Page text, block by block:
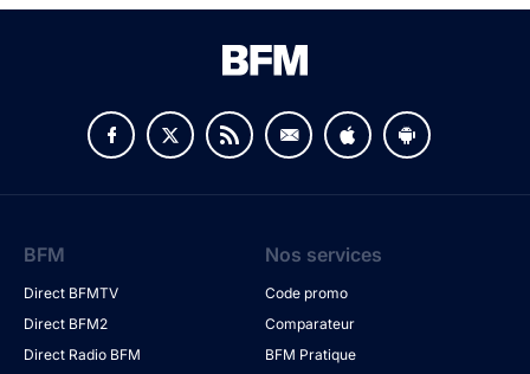
BFM
Direct BFMTV
Direct BFM2
Direct Radio BFM
Nos services
Code promo
Comparateur
BFM Pratique